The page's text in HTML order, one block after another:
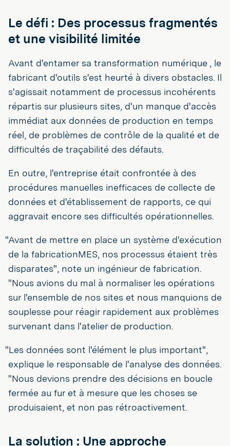
Le défi : Des processus fragmentés
et une visibilité limitée
Avant d'entamer sa transformation numérique , le
fabricant d'outils s'est heurté à divers obstacles. Il
s'agissait notamment de processus incohérents
répartis sur plusieurs sites, d'un manque d'accès
immédiat aux données de production en temps
réel, de problèmes de contrôle de la qualité et de
difficultés de traçabilité des défauts.
En outre, l'entreprise était confrontée à des
procédures manuelles inefficaces de collecte de
données et d'établissement de rapports, ce qui
aggravait encore ses difficultés opérationnelles.
"Avant de mettre en place un système d'exécution
de la fabricationMES, nos processus étaient très
disparates", note un ingénieur de fabrication.
"Nous avions du mal à normaliser les opérations
sur l'ensemble de nos sites et nous manquions de
souplesse pour réagir rapidement aux problèmes
survenant dans l'atelier de production.
"Les données sont l'élément le plus important",
explique le responsable de l'analyse des données.
"Nous devions prendre des décisions en boucle
fermée au fur et à mesure que les choses se
produisaient, et non pas rétroactivement.
La solution : Une approche